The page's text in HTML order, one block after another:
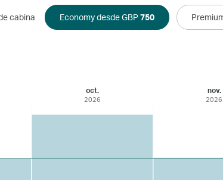
cabina Economy desde GBP 750
oct.
2026
nov.
2026